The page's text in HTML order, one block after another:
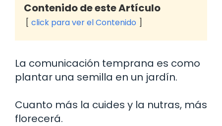
Contenido de este Artículo
click para ver el Contenido
La comunicación temprana es como
plantar una semilla en un jardín.
Cuanto más la cuides y la nutras, más
florecerá.